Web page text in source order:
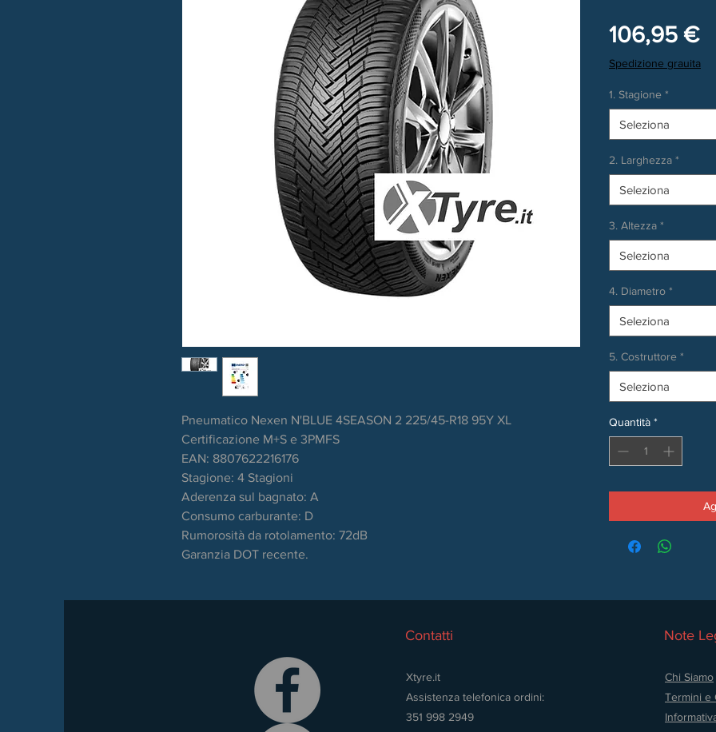
Pneumatico Nexen N'BLUE 4SEASON 2 225/45-R18 95Y XL
Certificazione M+S e 3PMFS
EAN: 8807622216176
Stagione: 4 Stagioni
Aderenza sul bagnato: A
Consumo carburante: D
Rumorosità da rotolamento: 72dB
Garanzia DOT recente.
106,95 €
Spedizione grauita
1. Stagione *
Seleziona
2. Larghezza *
Seleziona
3. Altezza *
Seleziona
4. Diametro *
Seleziona
5. Costruttore *
Seleziona
Quantità *
Contatti
Xtyre.it
Assistenza telefonica ordini:
351 998 2949
Note
Chi Siamo
Termini e